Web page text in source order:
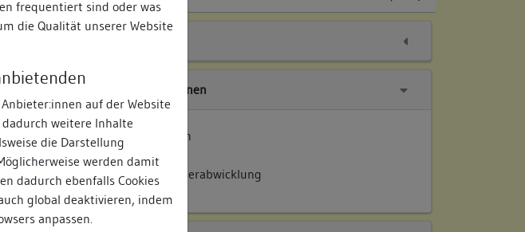
frequentiert sind oder was
die Qualität unserer Website
auf der Website
weitere Inhalte
die Darstellung
werden damit
dadurch ebenfalls Cookies
global deaktivieren, indem
anpassen.
Zugeordnete Dokumentationen
Publikationen/hist. Quellen
Bauaufnahme
Befunddokumentation Kellerabwicklung